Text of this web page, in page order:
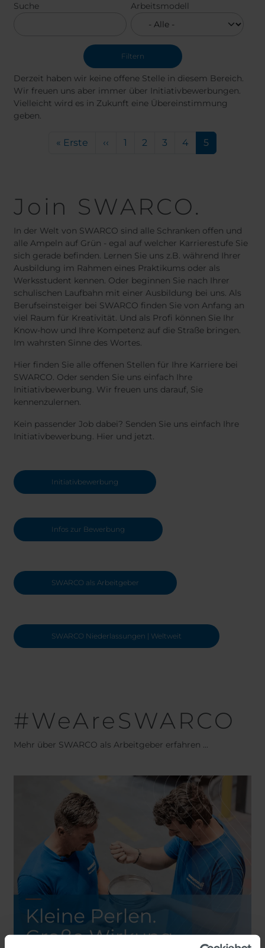
Suche Arbeitsmodell
Derzeit haben wir keine offene Stelle in diesem Bereich.
Wir freuen uns aber immer über Initiativbewerbungen.
Vielleicht wird es in Zukunft eine Übereinstimmung
geben.
Erste Seite
« Erste Vorherige Seite
‹‹ Seite
1 Seite
2 Seite
3 Seite
4 Aktuelle
5
Join SWARCO.
In der Welt von SWARCO sind alle Schranken offen und
alle Ampeln auf Grün - egal auf welcher Karrierestufe Sie
sich gerade befinden. Lernen Sie uns z.B. während Ihrer
Ausbildung im Rahmen eines Praktikums oder als
Werksstudent kennen. Oder beginnen Sie nach Ihrer
schulischen Laufbahn mit einer Ausbildung bei uns. Als
Berufseinsteiger bei SWARCO finden Sie von Anfang an
viel Raum für Kreativität. Und als Profi können Sie Ihr
Know-how und Ihre Kompetenz auf die Straße bringen.
Im wahrsten Sinne des Wortes.
Hier finden Sie alle offenen Stellen für Ihre Karriere bei
SWARCO. Oder senden Sie uns einfach Ihre
Initiativbewerbung. Wir freuen uns darauf, Sie
kennenzulernen.
Kein passender Job dabei? Senden Sie uns einfach Ihre
Initiativbewerbung. Hier und jetzt.
Initiativbewerbung
Infos zur Bewerbung
SWARCO als Arbeitgeber
SWARCO Niederlassungen | Weltweit
#WeAreSWARCO
Mehr über SWARCO als Arbeitgeber erfahren ...